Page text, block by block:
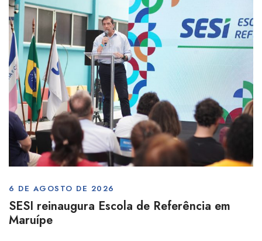
6 DE AGOSTO DE 2026
SESI reinaugura Escola de Referência em
Maruípe